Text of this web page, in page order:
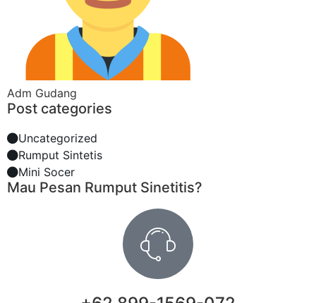
Adm Gudang
Post categories
Uncategorized
Rumput Sintetis
Mini Socer
Mau Pesan Rumput Sinetitis?